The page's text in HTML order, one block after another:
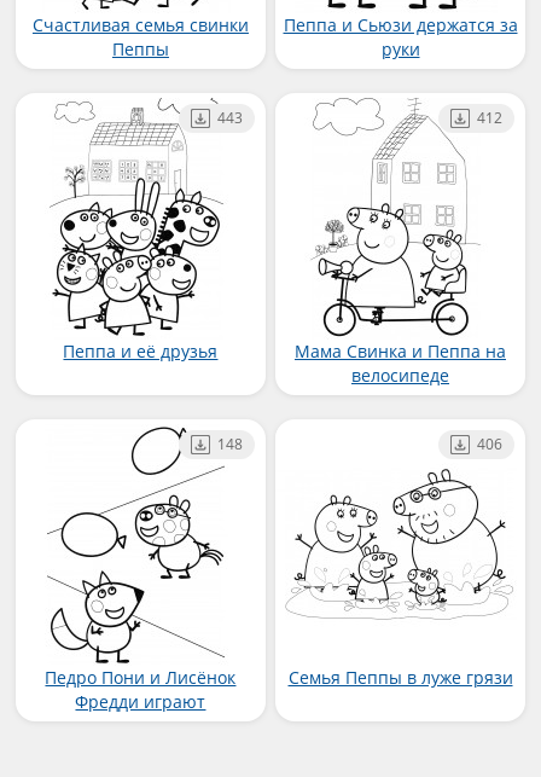
Счастливая семья свинки
Пеппы
Пеппа и Сьюзи держатся за
руки
Пеппа и её друзья
443
Мама Свинка и Пеппа на
велосипеде
412
Педро Пони и Лисёнок
Фредди играют
148
Семья Пеппы в луже грязи
406